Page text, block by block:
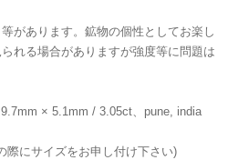
があります。鉱物の個性としてお楽し
れる場合がありますが強度等に問題は
× 5.1mm / 3.05ct、pune, india
際にサイズをお申し付け下さい)